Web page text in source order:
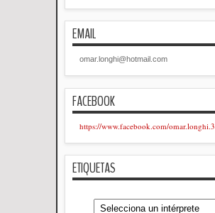
EMAIL
omar.longhi@hotmail.com
FACEBOOK
https://www.facebook.com/omar.longhi.3
ETIQUETAS